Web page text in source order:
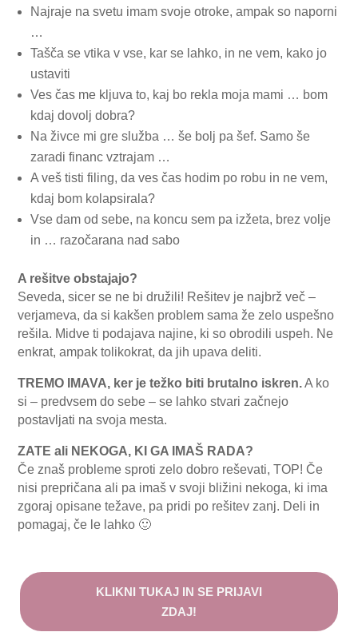
Najraje na svetu imam svoje otroke, ampak so naporni
…
Tašča se vtika v vse, kar se lahko, in ne vem, kako jo
ustaviti
Ves čas me kljuva to, kaj bo rekla moja mami … bom
kdaj dovolj dobra?
Na živce mi gre služba … še bolj pa šef. Samo še
zaradi financ vztrajam …
A veš tisti filing, da ves čas hodim po robu in ne vem,
kdaj bom kolapsirala?
Vse dam od sebe, na koncu sem pa izžeta, brez volje
in … razočarana nad sabo
A rešitve obstajajo?
Seveda, sicer se ne bi družili! Rešitev je najbrž več –
verjameva, da si kakšen problem sama že zelo uspešno
rešila. Midve ti podajava najine, ki so obrodili uspeh. Ne
enkrat, ampak tolikokrat, da jih upava deliti.
TREMO IMAVA, ker je težko biti brutalno iskren.A ko
si – predvsem do sebe – se lahko stvari začnejo
postavljati na svoja mesta.
ZATE ali NEKOGA, KI GA IMAŠ RADA?
Če znaš probleme sproti zelo dobro reševati, TOP! Če
nisi prepričana ali pa imaš v svoji bližini nekoga, ki ima
zgoraj opisane težave, pa pridi po rešitev zanj. Deli in
pomagaj, če le lahko 🙂
KLIKNI TUKAJ IN SE PRIJAVI
ZDAJ!